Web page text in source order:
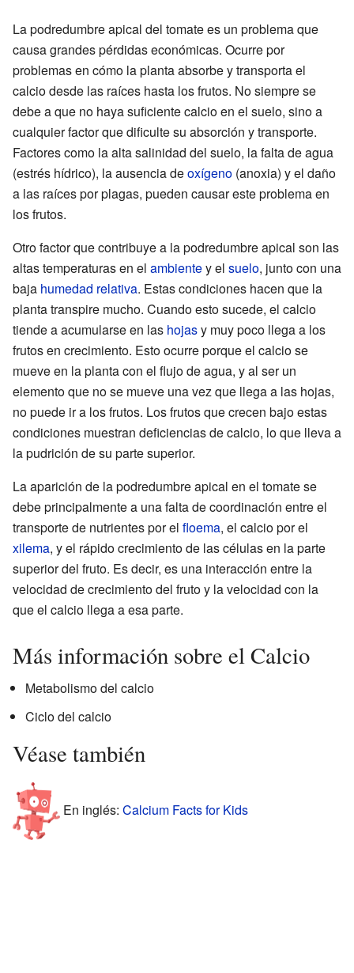
La podredumbre apical del tomate es un problema que
causa grandes pérdidas económicas. Ocurre por
problemas en cómo la planta absorbe y transporta el
calcio desde las raíces hasta los frutos. No siempre se
debe a que no haya suficiente calcio en el suelo, sino a
cualquier factor que dificulte su absorción y transporte.
Factores como la alta salinidad del suelo, la falta de agua
(estrés hídrico), la ausencia deoxígeno (anoxia) y el daño
a las raíces por plagas, pueden causar este problema en
los frutos.
Otro factor que contribuye a la podredumbre apical son las
altas temperaturas en el ambientey el suelo, junto con una
baja humedad relativa. Estas condiciones hacen que la
planta transpire mucho. Cuando esto sucede, el calcio
tiende a acumularse en las hojasy muy poco llega a los
frutos en crecimiento. Esto ocurre porque el calcio se
mueve en la planta con el flujo de agua, y al ser un
elemento que no se mueve una vez que llega a las hojas,
no puede ir a los frutos. Los frutos que crecen bajo estas
condiciones muestran deficiencias de calcio, lo que lleva a
la pudrición de su parte superior.
La aparición de la podredumbre apical en el tomate se
debe principalmente a una falta de coordinación entre el
transporte de nutrientes por el floema, el calcio por el
xilema, y el rápido crecimiento de las células en la parte
superior del fruto. Es decir, es una interacción entre la
velocidad de crecimiento del fruto y la velocidad con la
que el calcio llega a esa parte.
Más información sobre el Calcio
Metabolismo del calcio
Ciclo del calcio
Véase también
En inglés: Calcium Facts for Kids